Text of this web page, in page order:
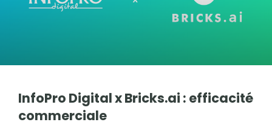
InfoPro Digital x Bricks.ai : efficacité
commerciale